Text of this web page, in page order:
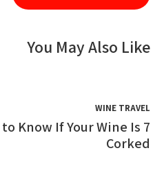
You May Also Like
WINE TRAVEL
to Know If Your Wine Is
Corked